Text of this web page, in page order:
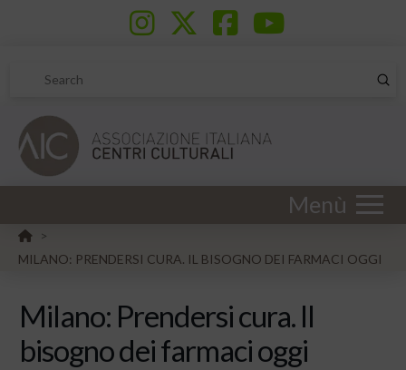
Search
Menù
HOME
>
MILANO: PRENDERSI CURA. IL BISOGNO DEI FARMACI OGGI
Milano: Prendersi cura. Il
bisogno dei farmaci oggi